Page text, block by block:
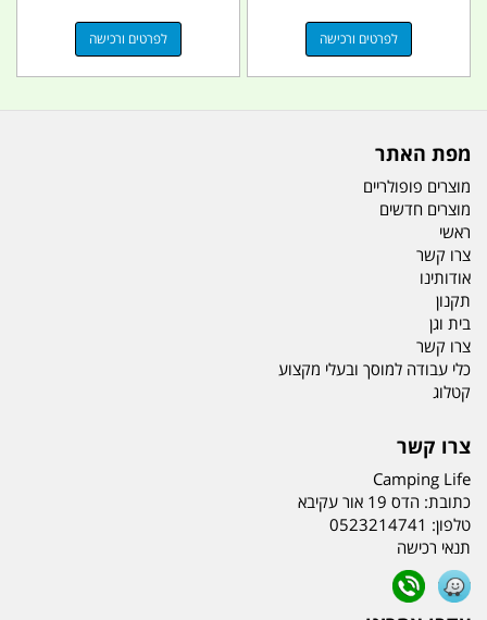
לפרטים ורכישה לפרטים ורכישה
מפת האתר
מוצרים פופולריים
מוצרים חדשים
ראשי
צרו קשר
אודותינו
תקנון
בית וגן
צרו קשר
כלי עבודה למוסך ובעלי מקצוע
קטלוג
צרו קשר
Camping Life
כתובת: הדס 19 אור עקיבא
טלפון: 0523214741
תנאי רכישה